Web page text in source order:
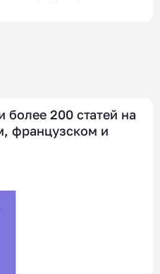
более 200 статей на
французском и